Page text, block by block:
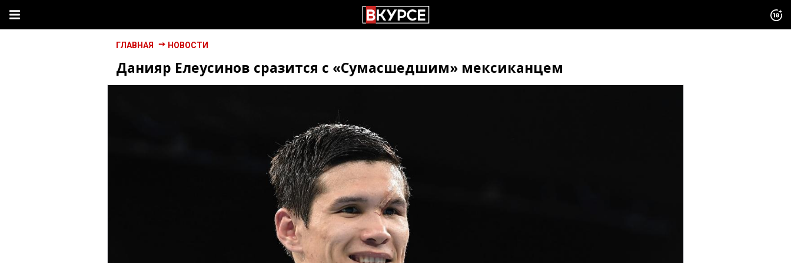
ГЛАВНАЯ НОВОСТИ
Данияр Елеусинов сразится с «Сумасшедшим» мексиканцем